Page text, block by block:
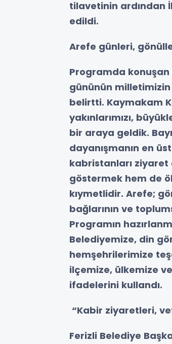
tilavetinin ardından
edildi.
Arefe günleri,
Programda konuşan
gününün
belirtti. Kaymakam
yakınlarımızı,
bir araya geldik.
dayanışmanın en
kabristanları ziyaret
göstermek hem de
kıymetlidir. Arefe;
bağlarının ve
Programın
Belediyemize, din
hemşehrilerimize
ilçemize, ülkemize
ifadelerini kullandı.
“Kabir ziyaretleri,
Ferizli Belediye